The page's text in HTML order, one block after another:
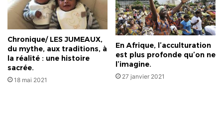
Chronique/ LES JUMEAUX,
du mythe, aux traditions, à
la réalité : une histoire
sacrée.
18 mai 2021
En Afrique, l’acculturation
est plus profonde qu’on ne
l’imagine.
27 janvier 2021